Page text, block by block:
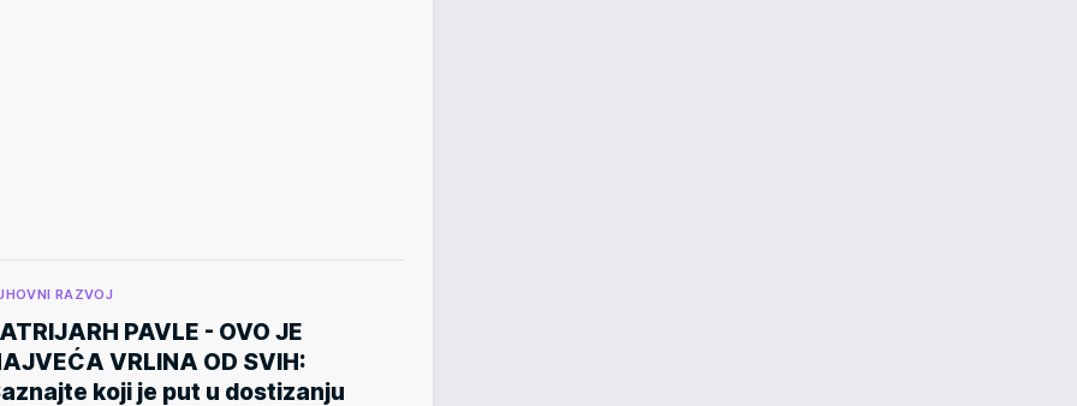
RAZVOJ
PAVLE - OVO JE
VRLINA OD SVIH:
koji je put u dostizanju